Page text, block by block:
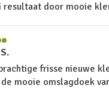
resultaat door mooie
frisse nieuwe
mooie omslagdoek